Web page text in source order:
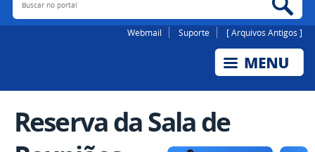
Webmail Suporte [ Arquivos Antigos ]
Reserva da Sala de